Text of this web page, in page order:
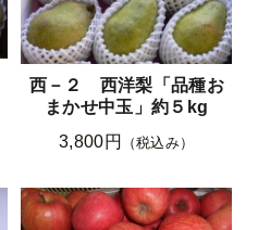
西－２ 西洋梨「品種お
まかせ中玉」約５kg
3,800円
（税込み）